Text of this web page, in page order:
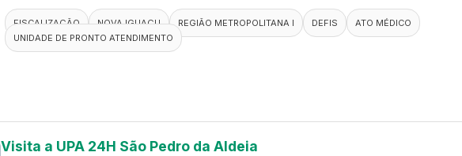
FISCALIZAÇÃO NOVA IGUAÇU REGIÃO METROPOLITANA I DEFIS
ATO MÉDICO
UNIDADE DE PRONTO ATENDIMENTO
Visita a UPA 24H São Pedro da Aldeia